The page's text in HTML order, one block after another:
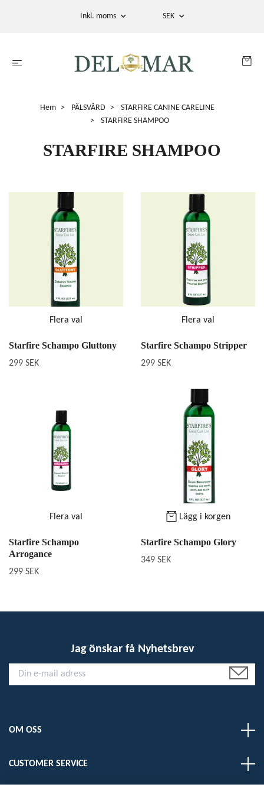
Inkl. moms SEK
Hem PÄLSVÅRD
STARFIRE CANINE CARELINE
STARFIRE SHAMPOO
STARFIRE SHAMPOO
Flera val
Starfire Schampo Gluttony
299 SEK
Flera val
Starfire Schampo Stripper
299 SEK
Flera val
Starfire Schampo
Arrogance
299 SEK
Lägg i korgen
Starfire Schampo Glory
349 SEK
Jag önskar få Nyhetsbrev
OM OSS
CUSTOMER SERVICE